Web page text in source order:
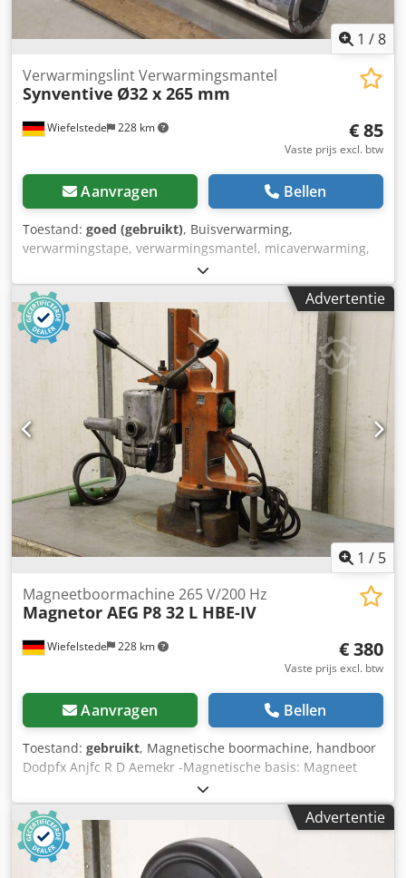
1 /8
Wiefelstede 228 km
Verwarmingslint Verwarmingsmantel
Synventive Ø32 x 265 mm
€ 85
Vaste prijs excl. btw
Aanvragen Bellen
Toestand: goed (gebruikt), Buisverwarming,
verwarmingstape, verwarmingsmantel, micaverwarming,
cilinderverwarming, verwarmingscilinder, keramische
verwarmingstape -Fabrikant: Erge, verwarmingslint,
verwarmingsmantel -Type: Ø32 x 265 mm, zie foto's .: 832
597 65 -Aantal: 2x verwarmingslint beschikbaar -Prijs: per
stuk -Afmetingen: 270/140/H50 mm Dksdpfx Anelw
Azbsmor -Gewicht: 1,1 kg/stuk
Advertentie
1 / 5
Wiefelstede 228 km
Magneetboormachine 265 V/200 Hz
Magnetor AEG P8 32 L HBE-IV
€ 380
Vaste prijs excl. btw
Aanvragen Bellen
Toestand: gebruikt, Magnetische boormachine, handboor
Dodpfx Anjfc R D Aemekr -Magnetische basis: Magneet
type PS 32 L -Boormachine: AEG type HBE-IV -Montage:
MK2 -max. Boor: Ø 23 mm -Aansluiting: 265 V/200 Hz -
Afmetingen: 700/300/H670 mm -Gewicht: 49 kgAdvertentie